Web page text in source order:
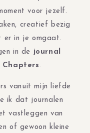
voor jezelf.
creatief bezig
er in je omgaat.
in de journal
Chapters.
vanuit mijn liefde
ik dat journalen
vastleggen van
of gewoon kleine